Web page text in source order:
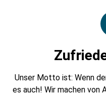
Unser Motto ist: Wenn
es auch! Wir machen von